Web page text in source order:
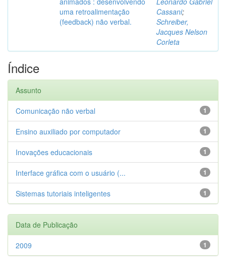
uma retroalimentação
(feedback) não verbal.
Cassani;
Schreiber,
Jacques Nelson
Corleta
Índice
Assunto
1
Comunicação não verbal
1
Ensino auxiliado por computador
1
Inovações educacionais
1
Interface gráfica com o usuário (...
1
Sistemas tutoriais inteligentes
Data de Publicação
1
2009